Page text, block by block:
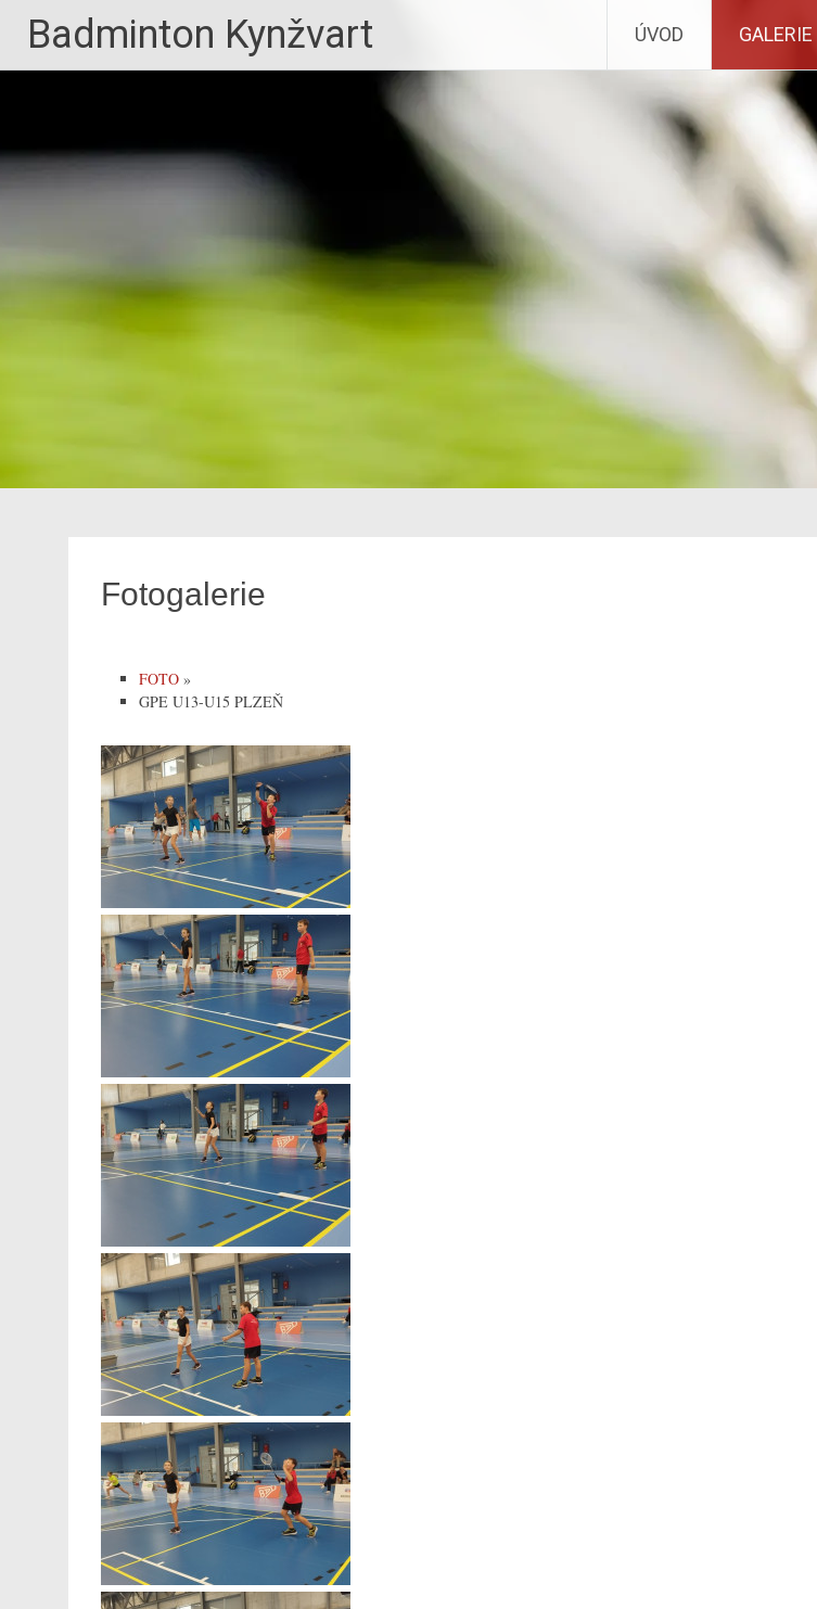
Badminton Kynžvart ÚVOD GALERIE
Fotogalerie
FOTO »
GPE U13-U15 PLZEŇ